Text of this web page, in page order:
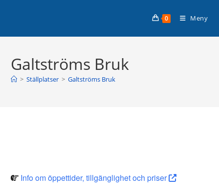
0 Meny
Galtströms Bruk
> Ställplatser > Galtströms Bruk
Info om öppettider, tillgänglighet och priser
Läs mer >